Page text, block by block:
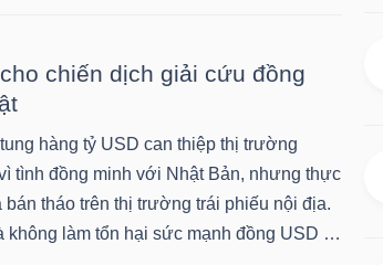
chiến dịch giải cứu đồng
hàng tỷ USD can thiệp thị trường
tình đồng minh với Nhật Bản, nhưng thực
tháo trên thị trường trái phiếu nội địa.
không làm tổn hại sức mạnh đồng USD …